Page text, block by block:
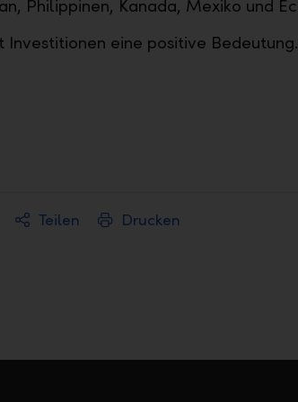
Philippinen, Kanada, Mexiko und
eine positive Bedeutung.
Teilen Drucken